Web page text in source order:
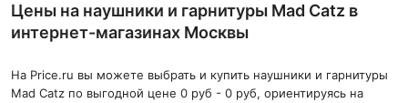
Цены на наушники и гарнитуры Mad Catz в
интернет-магазинах Москвы
На Price.ru вы можете выбрать и купить наушники и гарнитуры
Mad Catz по выгодной цене 0 руб - 0 руб, ориентируясь на